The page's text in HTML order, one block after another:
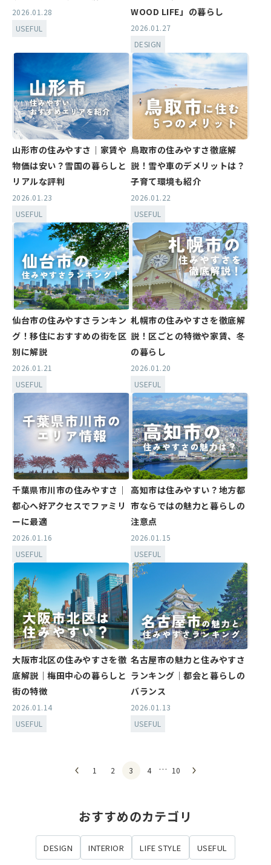
2026.01.28
USEFUL
WOOD LIFE」の暮らし
2026.01.27
DESIGN
山形市の住みやすさ｜家賃や
物価は安い？雪国の暮らしと
リアルな評判
2026.01.23
USEFUL
鳥取市の住みやすさ徹底解
説！雪や車のデメリットは？
子育て環境も紹介
2026.01.22
USEFUL
仙台市の住みやすさランキン
グ！移住におすすめの街を区
別に解説
2026.01.21
USEFUL
札幌市の住みやすさを徹底解
説！区ごとの特徴や家賃、冬
の暮らし
2026.01.20
USEFUL
千葉県市川市の住みやすさ｜
都心へ好アクセスでファミリ
ーに最適
2026.01.16
USEFUL
高知市は住みやすい？地方都
市ならではの魅力と暮らしの
注意点
2026.01.15
USEFUL
大阪市北区の住みやすさを徹
底解説｜梅田中心の暮らしと
街の特徴
2026.01.14
USEFUL
名古屋市の魅力と住みやすさ
ランキング｜都会と暮らしの
バランス
2026.01.13
USEFUL
1 2 3 4 … 10
おすすめのカテゴリ
DESIGN INTERIOR LIFE STYLE USEFUL